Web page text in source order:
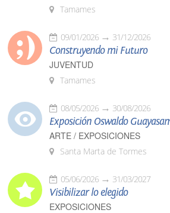
Tamames
09/01/2026 31/12/2026
Construyendo mi Futuro
JUVENTUD
Tamames
08/05/2026 30/08/2026
Exposición Oswaldo
ARTE / EXPOSICIONES
Santa Marta de Tormes
05/06/2026 31/03/2027
Visibilizar lo elegido
EXPOSICIONES